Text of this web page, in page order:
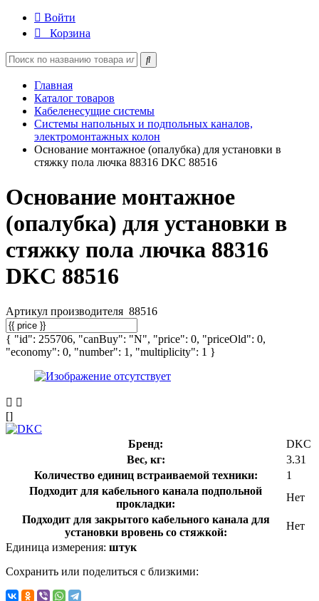
Войти
Корзина
Главная
Каталог товаров
Кабеленесущие системы
Системы напольных и подпольных каналов,
электромонтажных колон
Основание монтажное (опалубка) для установки в
стяжку пола лючка 88316 DKC 88516
Основание монтажное
(опалубка) для установки в
стяжку пола лючка 88316
DKC 88516
Артикул производителя 88516
{ "id": 255706, "canBuy": "N", "price": 0, "priceOld": 0,
"economy": 0, "number": 1, "multiplicity": 1 }
[]
Бренд:
DKC
Вес, кг:
3.31
Количество единиц встраиваемой техники:
1
Подходит для кабельного канала подпольной
прокладки:
Нет
Подходит для закрытого кабельного канала для
установки вровень со стяжкой:
Нет
Единица измерения: штук
Сохранить или поделиться с близкими: